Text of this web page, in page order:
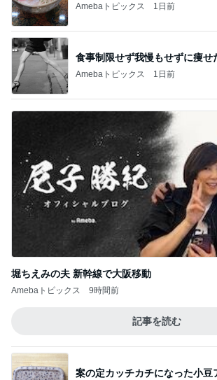
Amebaトピックス 1日前
食事制限せず我慢もせずに痩せ
Amebaトピックス 1日前
堀ちえみの夫 新幹線で大阪移動
Amebaトピックス 9時間前
記事を読む
案の定カッチカチになった小豆